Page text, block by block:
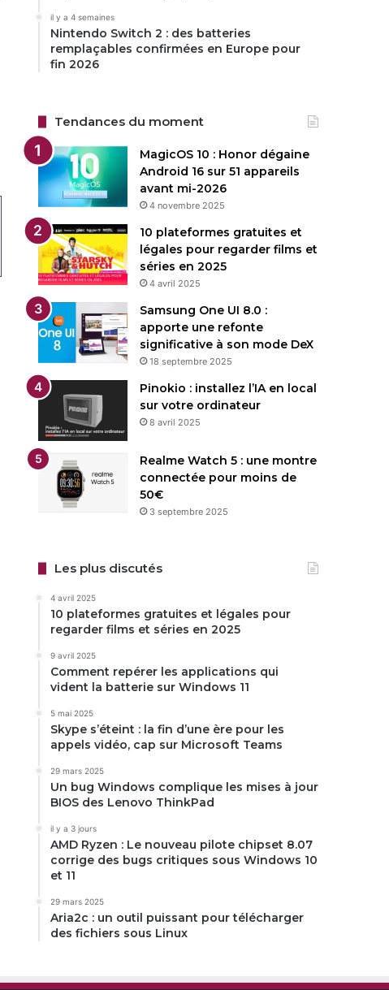
il y a 4 semaines
Nintendo Switch 2 : des batteries
remplaçables confirmées en Europe pour
fin 2026
Tendances du moment
MagicOS 10 : Honor dégaine
Android 16 sur 51 appareils
avant mi-2026
4 novembre 2025
10 plateformes gratuites et
légales pour regarder films et
séries en 2025
4 avril 2025
Samsung One UI 8.0 :
apporte une refonte
significative à son mode DeX
18 septembre 2025
Pinokio : installez l’IA en local
sur votre ordinateur
8 avril 2025
Realme Watch 5 : une montre
connectée pour moins de
50€
3 septembre 2025
Les plus discutés
4 avril 2025
10 plateformes gratuites et légales pour
regarder films et séries en 2025
9 avril 2025
Comment repérer les applications qui
vident la batterie sur Windows 11
5 mai 2025
Skype s’éteint : la fin d’une ère pour les
appels vidéo, cap sur Microsoft Teams
29 mars 2025
Un bug Windows complique les mises à jour
BIOS des Lenovo ThinkPad
il y a 3 jours
AMD Ryzen : Le nouveau pilote chipset 8.07
corrige des bugs critiques sous Windows 10
et 11
29 mars 2025
Aria2c : un outil puissant pour télécharger
des fichiers sous Linux